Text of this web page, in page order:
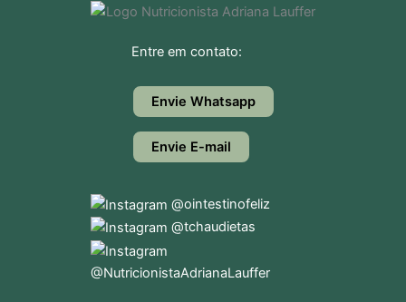
Entre em contato:
Envie Whatsapp
Envie E-mail
@ointestinofeliz
@tchaudietas
@NutricionistaAdrianaLauffer